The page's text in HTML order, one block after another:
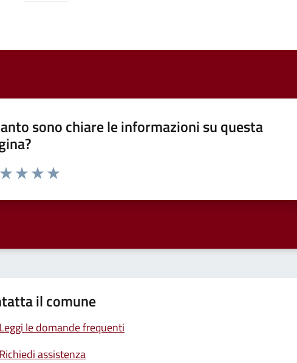
sono chiare le informazioni su questa
da 1 a 5 stelle la pagina
il comune
Leggi le domande frequenti
Richiedi assistenza